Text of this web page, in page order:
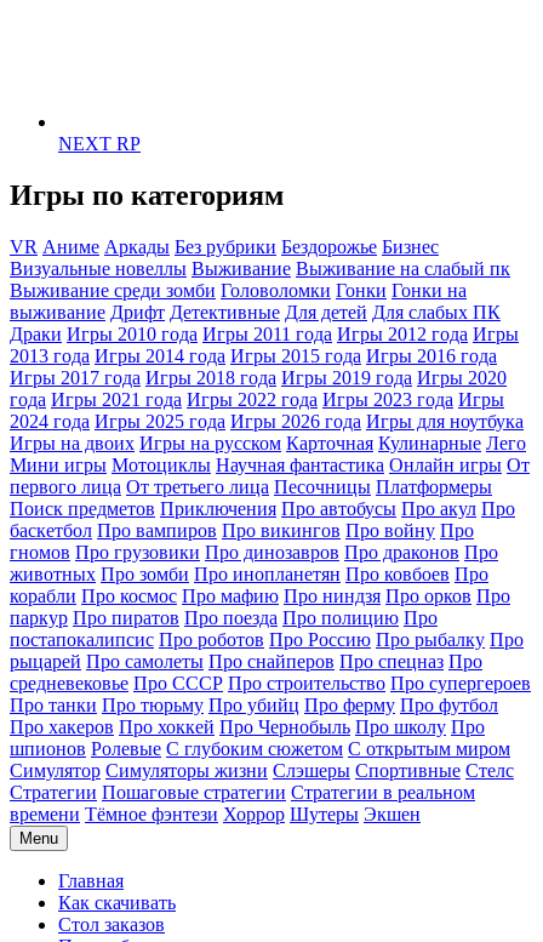
NEXT RP
Игры по категориям
VR Аниме Аркады Без рубрики Бездорожье Бизнес
Визуальные новеллы Выживание Выживание на слабый пк
Выживание среди зомби Головоломки Гонки Гонки на
выживание Дрифт Детективные Для детей Для слабых ПК
Драки Игры 2010 года Игры 2011 года Игры 2012 года Игры
2013 года Игры 2014 года Игры 2015 года Игры 2016 года
Игры 2017 года Игры 2018 года Игры 2019 года Игры 2020
года Игры 2021 года Игры 2022 года Игры 2023 года Игры
2024 года Игры 2025 года Игры 2026 года Игры для ноутбука
Игры на двоих Игры на русском Карточная Кулинарные Лего
Мини игры Мотоциклы Научная фантастика Онлайн игры От
первого лица От третьего лица Песочницы Платформеры
Поиск предметов Приключения Про автобусы Про акул Про
баскетбол Про вампиров Про викингов Про войну Про
гномов Про грузовики Про динозавров Про драконов Про
животных Про зомби Про инопланетян Про ковбоев Про
корабли Про космос Про мафию Про ниндзя Про орков Про
паркур Про пиратов Про поезда Про полицию Про
постапокалипсис Про роботов Про Россию Про рыбалку Про
рыцарей Про самолеты Про снайперов Про спецназ Про
средневековье Про СССР Про строительство Про супергероев
Про танки Про тюрьму Про убийц Про ферму Про футбол
Про хакеров Про хоккей Про Чернобыль Про школу Про
шпионов Ролевые С глубоким сюжетом С открытым миром
Симулятор Симуляторы жизни Слэшеры Спортивные Стелс
Стратегии Пошаговые стратегии Стратегии в реальном
времени Тёмное фэнтези Хоррор Шутеры Экшен
Menu
Главная
Как скачивать
Стол заказов